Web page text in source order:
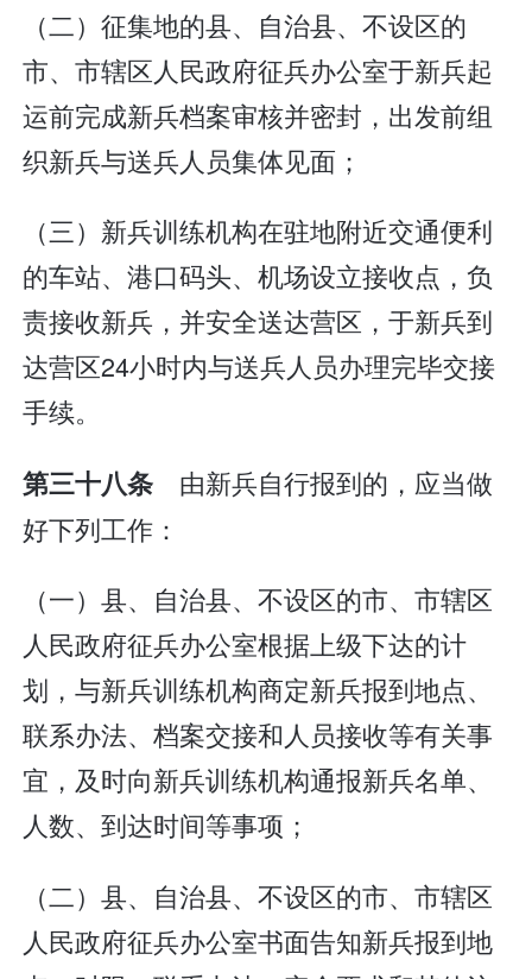
（二）征集地的县、自治县、不设区的
市、市辖区人民政府征兵办公室于新兵起
运前完成新兵档案审核并密封，出发前组
织新兵与送兵人员集体见面；
（三）新兵训练机构在驻地附近交通便利
的车站、港口码头、机场设立接收点，负
责接收新兵，并安全送达营区，于新兵到
达营区24小时内与送兵人员办理完毕交接
手续。
第三十八条 由新兵自行报到的，应当做
好下列工作：
（一）县、自治县、不设区的市、市辖区
人民政府征兵办公室根据上级下达的计
划，与新兵训练机构商定新兵报到地点、
联系办法、档案交接和人员接收等有关事
宜，及时向新兵训练机构通报新兵名单、
人数、到达时间等事项；
（二）县、自治县、不设区的市、市辖区
人民政府征兵办公室书面告知新兵报到地